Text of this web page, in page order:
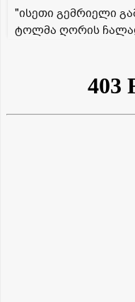
"ისეთი გემრიელი
ტოლმა ღორის